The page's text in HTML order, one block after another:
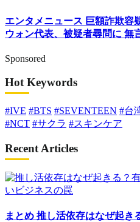
エンタメニュース 巨額詐欺容
ウォン代表、被疑者尋問に 無
Sponsored
Hot Keywords
#IVE #BTS #SEVENTEEN #台
#NCT #サクラ #スキンケア
Recent Articles
まとめ 推し活依存はなぜ起き